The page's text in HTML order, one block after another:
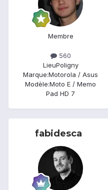
Membre
560
LieuPoligny
Marque:Motorola / Asus
Modèle:Moto E / Memo
Pad HD 7
fabidesca